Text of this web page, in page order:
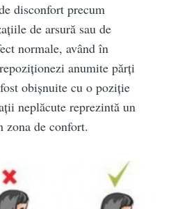
disconfort precum
de arsură sau de
normale, având în
anumite părți
obișnuite cu o poziție
neplăcute reprezintă un
zona de confort.